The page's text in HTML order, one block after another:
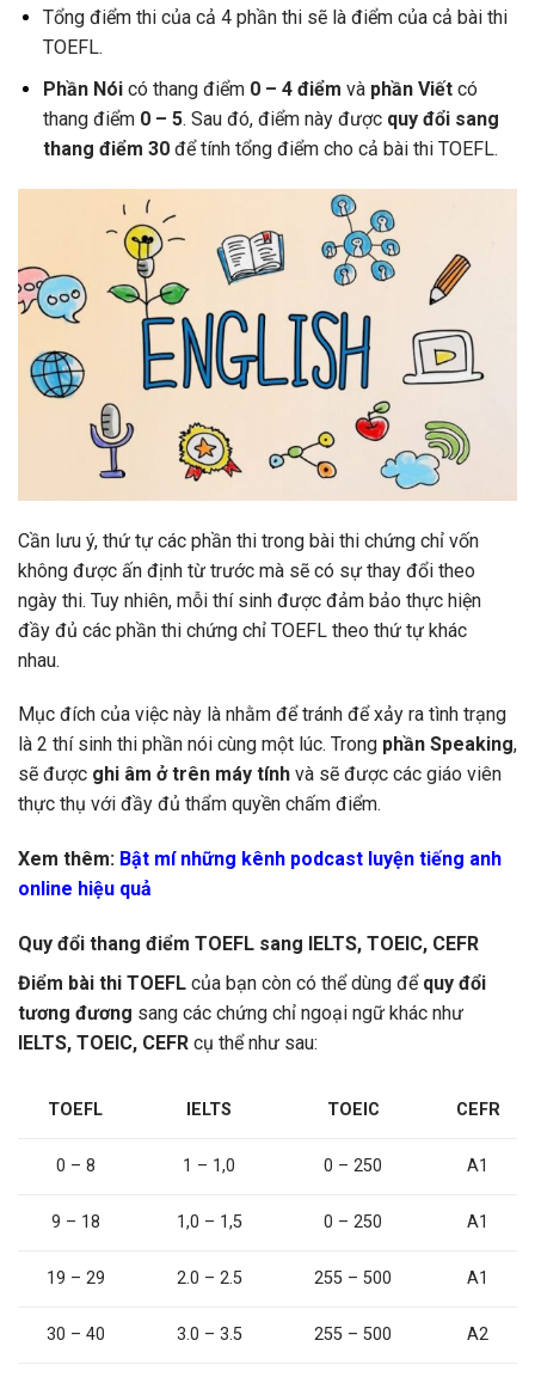
Tổng điểm thi của cả 4 phần thi sẽ là điểm của cả bài thi
TOEFL.
Phần Nóicó thang điểm 0 – 4 điểm và phần Viếtcó
thang điểm 0 – 5. Sau đó, điểm này được quy đổi sang
thang điểm 30để tính tổng điểm cho cả bài thi TOEFL.
Cần lưu ý, thứ tự các phần thi trong bài thi chứng chỉ vốn
không được ấn định từ trước mà sẽ có sự thay đổi theo
ngày thi. Tuy nhiên, mỗi thí sinh được đảm bảo thực hiện
đầy đủ các phần thi chứng chỉ TOEFL theo thứ tự khác
nhau.
Mục đích của việc này là nhằm để tránh để xảy ra tình trạng
là 2 thí sinh thi phần nói cùng một lúc. Trong phần Speaking,
sẽ được ghi âm ở trên máy tính và sẽ được các giáo viên
thực thụ với đầy đủ thẩm quyền chấm điểm.
Xem thêm: Bật mí những kênh podcast luyện tiếng anh
online hiệu quả
Quy đổi thang điểm TOEFL sang IELTS, TOEIC, CEFR
Điểm bài thi TOEFL của bạn còn có thể dùng để quy đổi
tương đương sang các chứng chỉ ngoại ngữ khác như
IELTS, TOEIC, CEFR cụ thể như sau:
TOEFL IELTS TOEIC CEFR
0 – 8 1 – 1,0 0 – 250 A1
9 – 18 1,0 – 1,5 0 – 250 A1
19 – 29 2.0 – 2.5 255 – 500 A1
30 – 40 3.0 – 3.5 255 – 500 A2